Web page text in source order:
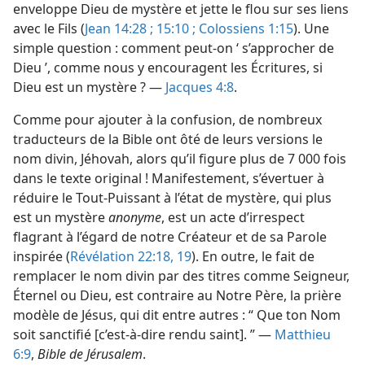
enveloppe Dieu de mystère et jette le flou sur ses liens
avec le Fils (Jean 14:28 ; 15:10 ; Colossiens 1:15). Une
simple question : comment peut-​on ‘ s’approcher de
Dieu ’, comme nous y encouragent les Écritures, si
Dieu est un mystère ? — Jacques 4:8.
Comme pour ajouter à la confusion, de nombreux
traducteurs de la Bible ont ôté de leurs versions le
nom divin, Jéhovah, alors qu’il figure plus de 7 000 fois
dans le texte original ! Manifestement, s’évertuer à
réduire le Tout-Puissant à l’état de mystère, qui plus
est un mystèreanonyme, est un acte d’irrespect
flagrant à l’égard de notre Créateur et de sa Parole
inspirée (Révélation 22:18, 19). En outre, le fait de
remplacer le nom divin par des titres comme Seigneur,
Éternel ou Dieu, est contraire au Notre Père, la prière
modèle de Jésus, qui dit entre autres : “ Que ton Nom
soit sanctifié [c’est-à-dire rendu saint]. ” — Matthieu
6:9, Bible de Jérusalem.